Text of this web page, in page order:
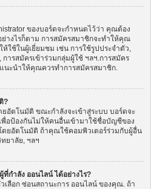
ของบอร์ดจะกำหนดไว้ว่า คุณต้อง
างไรก็ตาม การสมัครสมาชิกจะทำให้คุณ
ใช้ในผู้เยี่ยมชม เช่น การใช้รูปประจำตัว,
ารสมัครเข้าร่วมกลุ่มผู้ใช้ ฯลฯ.การสมัคร
แนะนำให้คุณควรทำการสมัครสมาชิก.
?
อัตโนมัติ ขณะกำลังจะเข้าสู่ระบบ บอร์ดจะ
อป้องกันไม่ให้คนอื่นเข้ามาใช้ชื่อบัญชีของ
ยอัตโนมัติ ถ้าคุณใช้คอมพิวเตอร์ร่วมกับผู้อื่น
ยาลัย, ฯลฯ
กำลัง ออนไลน์ ได้อย่างไร?
อก ซ่อนสถานะการ ออนไลน์ ของคุณ. ถ้า